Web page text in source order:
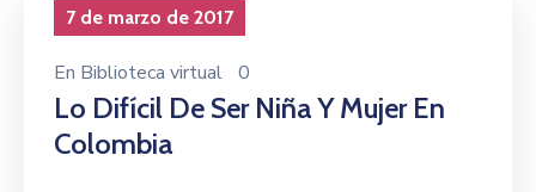
7 de marzo de 2017
En Biblioteca virtual 0
Lo Difícil De Ser Niña Y Mujer En
Colombia